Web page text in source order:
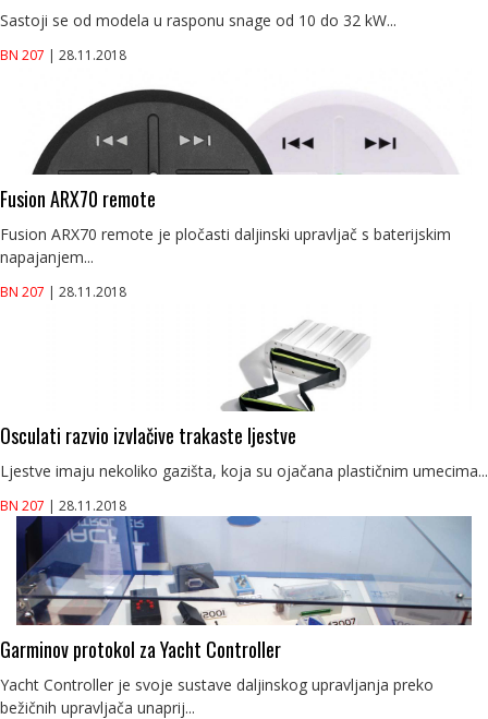
Sastoji se od modela u rasponu snage od 10 do 32 kW...
BN 207 | 28.11.2018
Fusion ARX70 remote
Fusion ARX70 remote je pločasti daljinski upravljač s baterijskim
napajanjem...
BN 207 | 28.11.2018
Osculati razvio izvlačive trakaste ljestve
Ljestve imaju nekoliko gazišta, koja su ojačana plastičnim umecima...
BN 207 | 28.11.2018
Garminov protokol za Yacht Controller
Yacht Controller je svoje sustave daljinskog upravljanja preko
bežičnih upravljača unaprij...